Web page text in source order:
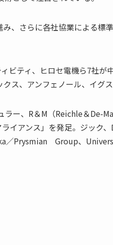
、さらに各社協業による標
ビティ、ヒロセ電機ら7社が
ス、アンフェノール、イグ
ー、R＆M（Reichle＆De-
イアンス」を発足。ジッ
／Prysmian Group、